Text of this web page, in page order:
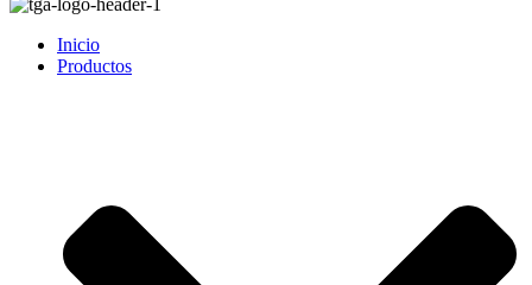
Inicio
Productos